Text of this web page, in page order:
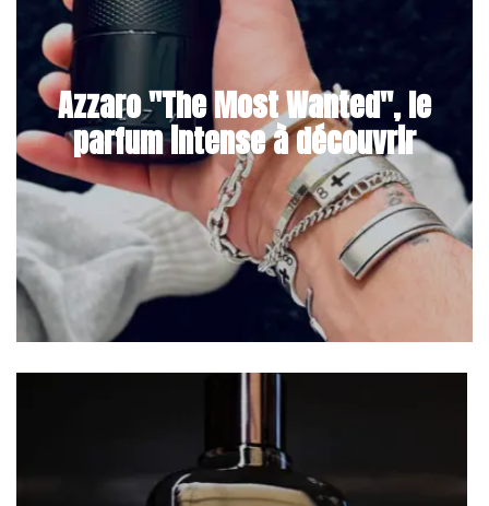
Azzaro "The Most Wanted", le
parfum intense à découvrir